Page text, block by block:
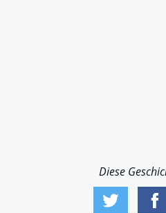
Diese